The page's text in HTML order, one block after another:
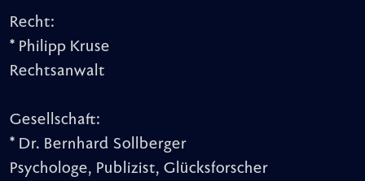
Recht:
* Philipp Kruse
Rechtsanwalt
Gesellschaft:
* Dr. Bernhard Sollberger
Psychologe, Publizist, Glücksforscher